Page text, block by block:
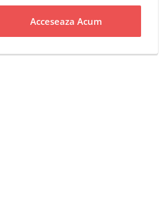
Acceseaza Acum